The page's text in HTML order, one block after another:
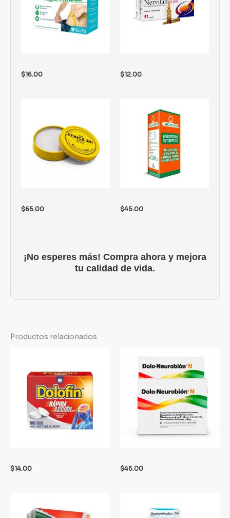
$16.00 $12.00
$65.00 $45.00
¡No esperes más! Compra ahora y mejora
tu calidad de vida.
Productos relacionados
$14.00 $45.00